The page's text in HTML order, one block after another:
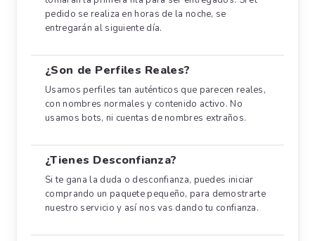
pedido se realiza en horas de la noche, se
entregarán al siguiente día.
¿Son de Perfiles Reales?
Usamos perfiles tan auténticos que parecen reales,
con nombres normales y contenido activo. No
usamos bots, ni cuentas de nombres extraños.
¿Tienes Desconfianza?
Si te gana la duda o desconfianza, puedes iniciar
comprando un paquete pequeño, para demostrarte
nuestro servicio y así nos vas dando tu confianza.